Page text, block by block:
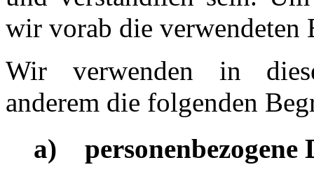
wir vorab die
Wir verwenden in
anderem die folgenden
a) personenbezogene